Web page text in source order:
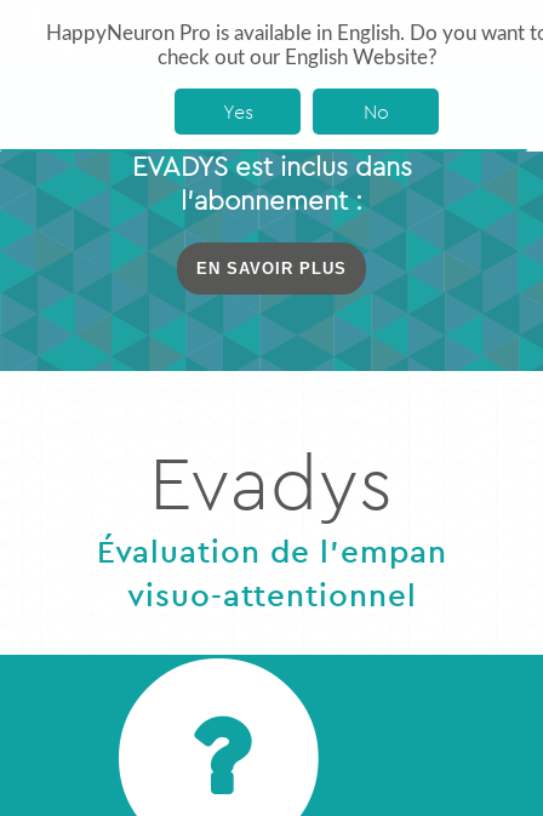
EVADYS est inclus dans
l’abonnement :
EN SAVOIR PLUS
Evadys
Évaluation de l’empan
visuo-attentionnel
HappyNeuron Pro is available in English. Do you want
check out our English Website?
Yes No